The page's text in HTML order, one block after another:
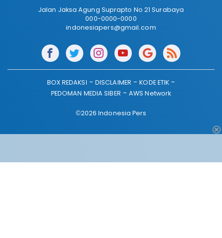
Jalan Jaksa Agung Suprapto No 21 Surabaya
000-0000-0000
indonesiapers@gmail.com
BOX REDAKSI DISCLAIMER
KODE ETIK
PEDOMAN MEDIA SIBER
AWS Network
©2026 Indonesia Pers